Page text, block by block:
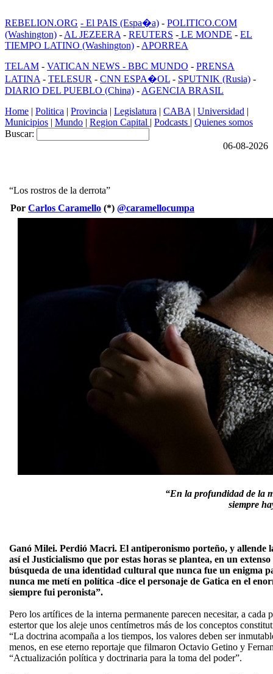
REBELION.ORG - El PAIS (Espa�a) - POLITICO.COM
(Washington) - AL JEZEERA - REUTERS - LE MONDE - EL
TIEMPO LATINO (Washington) - APORREA
TELAM - VATICAN NEWS - BBC MUNDO - PRENSA
LATINA - TELESUR - CNN ESPA�OL - SPUTNIK (Rusia) -
DIARIO DEL PUEBLO (China) - AGENCIA BRASIL
Home | Politica | Provincia | Legislatura | CABA | Universidad |
Municipios | Mundo | Region Capital | Podcasts | Quienes somos
Buscar:
06-08-2026
“Los rostros de la derrota”
Por Carlos Caramello (*) @caramellocumpa
“En la profundidad de la
siempre hay
Ganó Milei. Perdió Macri. El antiperonismo porteño, y allende
así el Justicialismo que por estas horas se plantea, en un
búsqueda de una identidad cultural que nunca fue un enigma
nunca me metí en política -dice el personaje de Gatica en el
siempre fui peronista”.
Pero los artífices de la interna permanente parecen necesitar, a cada
estertor que los aleje unos centímetros más de los conceptos
“La doctrina acompaña a los tiempos, los valores deben ser
menos, en ese eterno reportaje que filmaron Octavio Getino y
“Actualización política y doctrinaria para la toma del poder”.